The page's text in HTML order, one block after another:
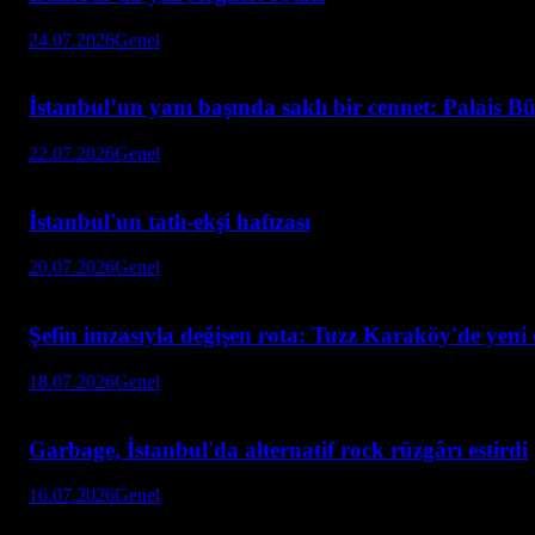
24.07.2026Genel
İstanbul’un yanı başında saklı bir cennet: Palais
22.07.2026Genel
İstanbul'un tatlı-ekşi hafızası
20.07.2026Genel
Şefin imzasıyla değişen rota: Tuzz Karaköy'de yeni
18.07.2026Genel
Garbage, İstanbul'da alternatif rock rüzgârı estirdi
16.07.2026Genel